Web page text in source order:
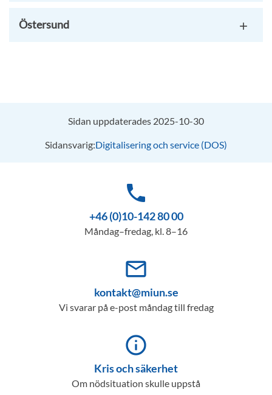
Östersund
Sidan uppdaterades 2025-10-30
Sidansvarig:Digitalisering och service (DOS)
phone
+46 (0)10-142 80 00
Måndag–fredag, kl. 8–16
mail_outline
kontakt@miun.se
Vi svarar på e-post måndag till fredag
info_outline
Kris och säkerhet
Om nödsituation skulle uppstå